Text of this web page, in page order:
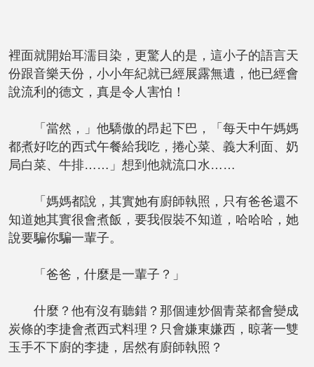
裡面就開始耳濡目染，更驚人的是，這小子的語言天
份跟音樂天份，小小年紀就已經展露無遺，他已經會
說流利的德文，真是令人害怕！
「當然，」他驕傲的昂起下巴，「每天中午媽媽
都煮好吃的西式午餐給我吃，捲心菜、義大利面、奶
局白菜、牛排……」想到他就流口水……
「媽媽都說，其實她有廚師執照，只有爸爸還不
知道她其實很會煮飯，要我假裝不知道，哈哈哈，她
說要騙你騙一輩子。
「爸爸，什麼是一輩子？」
什麼？他有沒有聽錯？那個連炒個青菜都會變成
炭條的李捷會煮西式料理？只會嫌東嫌西，晾著一雙
玉手不下廚的李捷，居然有廚師執照？